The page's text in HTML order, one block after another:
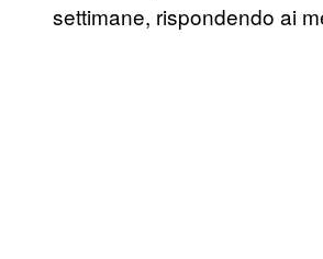
settimane, rispondendo ai